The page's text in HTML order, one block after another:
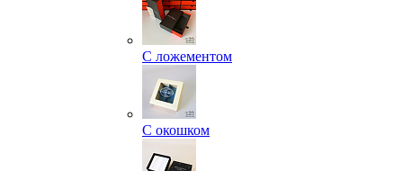
С ложементом
С окошком